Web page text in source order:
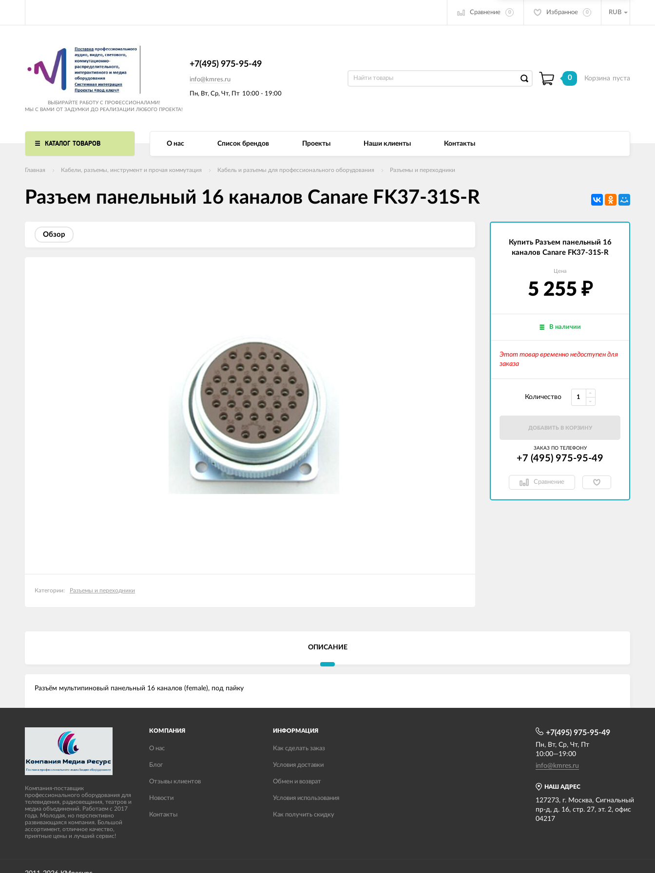
Сравнение 0 Избранное 0 RUB
ВЫБИРАЙТЕ РАБОТУ С ПРОФЕССИОНАЛАМИ!
МЫ С ВАМИ ОТ ЗАДУМКИ ДО РЕАЛИЗАЦИИ ЛЮБОГО ПРОЕКТА!
Пн, Вт, Ср, Чт, Пт 10:00 - 19:00
+7(495) 975-95-49
info@kmres.ru 0 Корзина пуста
КАТАЛОГ ТОВАРОВ О нас Список брендов Проекты Наши клиенты Контакты
Главная Кабели, разъемы, инструмент и прочая коммутация Кабель и разъемы для профессионального оборудования Разъемы и переходники
Разъем панельный 16 каналов Canare FK37-31S-R
Обзор
Категории: Разъемы и переходники
Купить Разъем панельный 16
каналов Canare FK37-31S-R
Цена
5 255 ₽
В наличии
Этот товар временно недоступен для
заказа
Количество
ДОБАВИТЬ В КОРЗИНУ
ЗАКАЗ ПО ТЕЛЕФОНУ
+7 (495) 975-95-49
Сравнение
ОПИСАНИЕ
Разъём мультипиновый панельный 16 каналов (female), под пайку
Компания-поставщик
профессионального оборудования для
телевидения, радиовещания, театров и
медиа объединений. Работаем с 2017
года. Молодая, но перспективно
развивающаяся компания. Большой
ассортимент, отличное качество,
приятные цены и лучший сервис!
КОМПАНИЯ
О нас
Блог
Отзывы клиентов
Новости
Контакты
ИНФОРМАЦИЯ
Как сделать заказ
Условия доставки
Обмен и возврат
Условия использования
Как получить скидку
НАШ АДРЕС
127273, г. Москва, Сигнальный
пр-д, д. 16, стр. 27, эт. 2, офис
04217
+7(495) 975-95-49
Пн, Вт, Ср, Чт, Пт
10:00—19:00
info@kmres.ru